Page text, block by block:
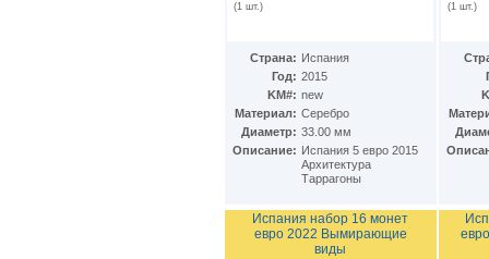
(1 шт.)
Страна: Испания
Год: 2015
KM#: new
Материал: Серебро
Диаметр: 33.00 мм
Описание: Испания 5 евро 2015
Архитектура
Таррагоны
(1 шт.)
Испания набор 16 монет
евро 2022 Вымирающие
виды